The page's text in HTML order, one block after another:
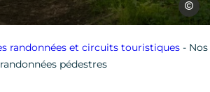
Jules
randonnées et circuits touristiques- Nos
randonnées pédestres